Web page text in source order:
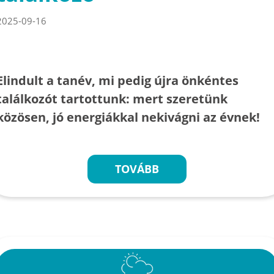
09-16
a tanév, mi pedig újra önkéntes
tartottunk: mert szeretünk
jó energiákkal nekivágni az évnek!
TOVÁBB